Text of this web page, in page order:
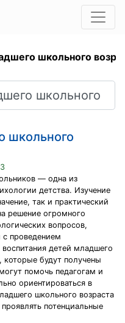
школьного
школьного
— одна из
детства. Изучение
так и практический
решение огромного
вопросов,
с проведением
детей младшего
которые будут получены
помочь педагогам и
ориентироваться в
школьного возраста
потенциальные